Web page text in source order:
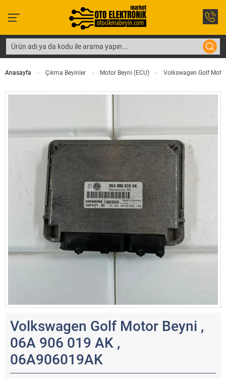
Anasayfa Çıkma Beyinler Motor Beyni (ECU) Volkswagen Golf
Volkswagen Golf Motor Beyni ,
06A 906 019 AK ,
06A906019AK